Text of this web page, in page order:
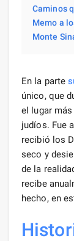
Caminos
Memo a
Monte
En la parte
único, que
el lugar
judíos. Fue
recibió los
seco y
de la
recibe
hecho, en